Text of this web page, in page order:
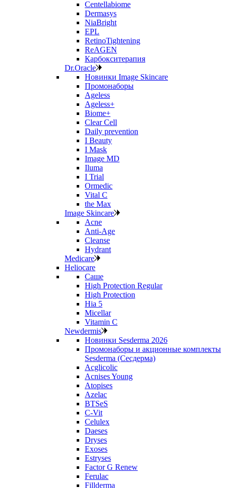
Centellabiome
Dermasys
NiaBright
EPL
RetinoTightening
ReAGEN
Карбокситерапия
Dr.Oracle
Новинки Image Skincare
Промонаборы
Ageless
Ageless+
Biome+
Clear Cell
Daily prevention
I Beauty
I Mask
Image MD
Iluma
I Trial
Ormedic
Vital C
the Max
Image Skincare
Acne
Anti‑Age
Cleanse
Hydrant
Medicare
Heliocare
Саше
High Protection Regular
High Protection
Hia 5
Micellar
Vitamin C
Newdermis
Новинки Sesderma 2026
Промонаборы и акционные комплекты
Sesderma (Сесдерма)
Acglicolic
Acnises Young
Atopises
Azelac
BTSeS
C‑Vit
Celulex
Daeses
Dryses
Exoses
Estryses
Factor G Renew
Ferulac
Fillderma